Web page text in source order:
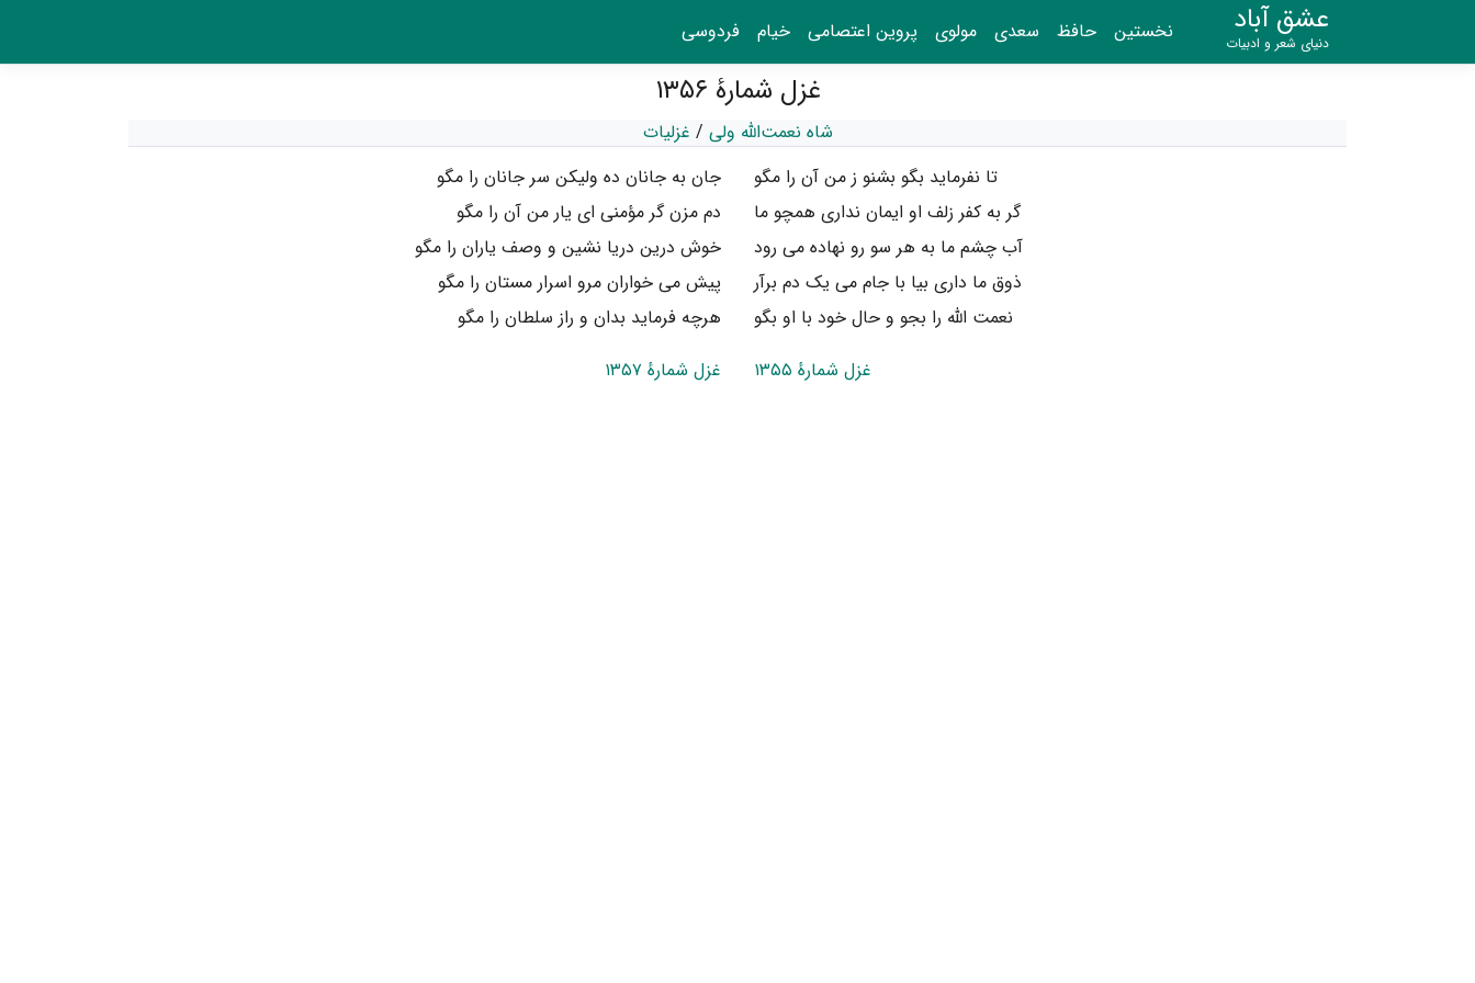
عشق آباد
دنیای شعر و ادبیات نخستین حافظ سعدی مولوی پروین اعتصامی خیام فردوسی
غزل شمارهٔ ۱۳۵۶
شاه نعمت‌الله ولی / غزلیات
تا نفرماید بگو بشنو ز من آن را مگو
جان به جانان ده ولیکن سر جانان را مگو
گر به کفر زلف او ایمان نداری همچو ما
دم مزن گر مؤمنی ای یار من آن را مگو
آب چشم ما به هر سو رو نهاده می رود
خوش درین دریا نشین و وصف یاران را مگو
ذوق ما داری بیا با جام می یک دم برآر
پیش می خواران مرو اسرار مستان را مگو
نعمت الله را بجو و حال خود با او بگو
هرچه فرماید بدان و راز سلطان را مگو
غزل شمارهٔ ۱۳۵۵
غزل شمارهٔ ۱۳۵۷